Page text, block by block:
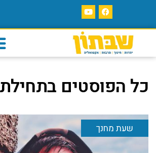
כל הפוסטים ב
שעת מחנך